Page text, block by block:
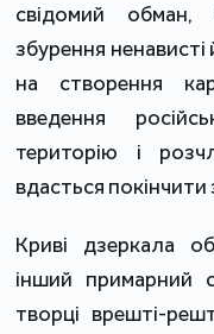
свідомий обман,
збурення ненависті
на створення
введення
територію і
вдасться покінчити
Криві дзеркала
інший примарний
творці врешті-